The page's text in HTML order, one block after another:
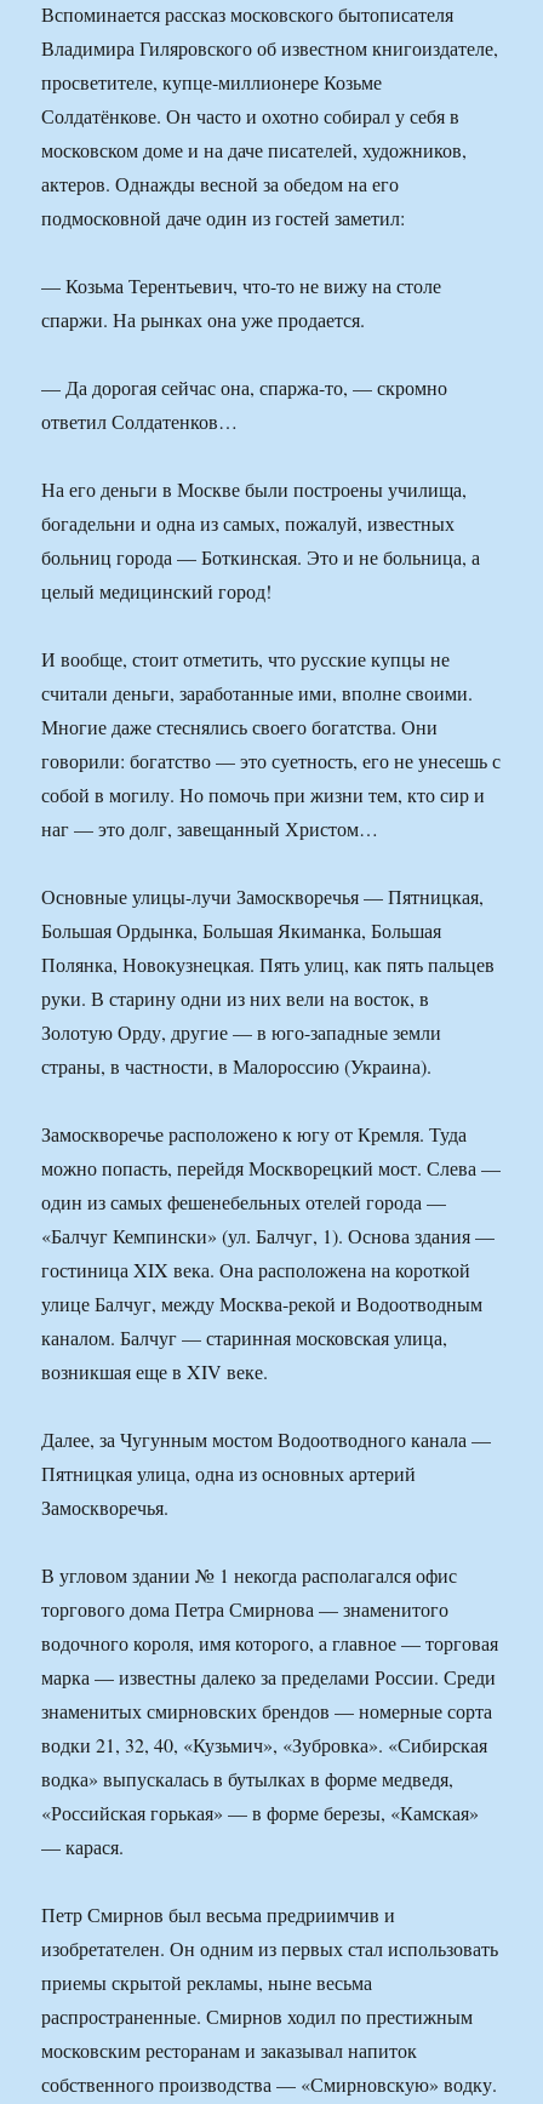
Вспоминается рассказ московского бытописателя
Владимира Гиляровского об известном книгоиздателе,
просветителе, купце-миллионере Козьме
Солдатёнкове. Он часто и охотно собирал у себя в
московском доме и на даче писателей, художников,
актеров. Однажды весной за обедом на его
подмосковной даче один из гостей заметил:
— Козьма Терентьевич, что-то не вижу на столе
спаржи. На рынках она уже продается.
— Да дорогая сейчас она, спаржа-то, — скромно
ответил Солдатенков…
На его деньги в Москве были построены училища,
богадельни и одна из самых, пожалуй, известных
больниц города — Боткинская. Это и не больница, а
целый медицинский город!
И вообще, стоит отметить, что русские купцы не
считали деньги, заработанные ими, вполне своими.
Многие даже стеснялись своего богатства. Они
говорили: богатство — это суетность, его не унесешь с
собой в могилу. Но помочь при жизни тем, кто сир и
наг — это долг, завещанный Христом…
Основные улицы-лучи Замоскворечья — Пятницкая,
Большая Ордынка, Большая Якиманка, Большая
Полянка, Новокузнецкая. Пять улиц, как пять пальцев
руки. В старину одни из них вели на восток, в
Золотую Орду, другие — в юго-западные земли
страны, в частности, в Малороссию (Украина).
Замоскворечье расположено к югу от Кремля. Туда
можно попасть, перейдя Москворецкий мост. Слева —
один из самых фешенебельных отелей города —
«Балчуг Кемпински» (ул. Балчуг, 1). Основа здания —
гостиница XIX века. Она расположена на короткой
улице Балчуг, между Москва-рекой и Водоотводным
каналом. Балчуг — старинная московская улица,
возникшая еще в XIV веке.
Далее, за Чугунным мостом Водоотводного канала —
Пятницкая улица, одна из основных артерий
Замоскворечья.
В угловом здании № 1 некогда располагался офис
торгового дома Петра Смирнова — знаменитого
водочного короля, имя которого, а главное — торговая
марка — известны далеко за пределами России. Среди
знаменитых смирновских брендов — номерные сорта
водки 21, 32, 40, «Кузьмич», «Зубровка». «Сибирская
водка» выпускалась в бутылках в форме медведя,
«Российская горькая» — в форме березы, «Камская»
— карася.
Петр Смирнов был весьма предриимчив и
изобретателен. Он одним из первых стал использовать
приемы скрытой рекламы, ныне весьма
распространенные. Смирнов ходил по престижным
московским ресторанам и заказывал напиток
собственного производства — «Смирновскую» водку.